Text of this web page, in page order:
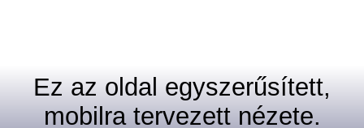
Ez az oldal egyszerűsített,
mobilra tervezett nézete.